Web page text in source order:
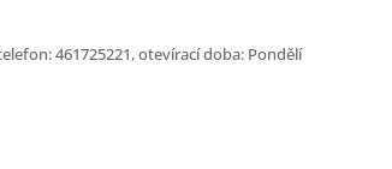
461725221, otevírací doba: Pondělí